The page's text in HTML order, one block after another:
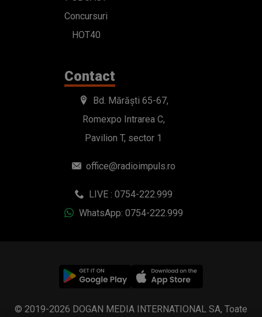
Concursuri
HOT40
Contact
Bd. Mărăști 65-67,
Romexpo Intrarea C,
Pavilion T, sector 1
office@radioimpuls.ro
LIVE : 0754-222.999
WhatsApp: 0754-222.999
© 2019-2026 DOGAN MEDIA INTERNATIONAL SA, Toate